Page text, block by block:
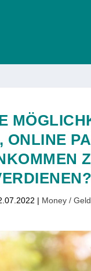
ONLINE
| Money / Geld